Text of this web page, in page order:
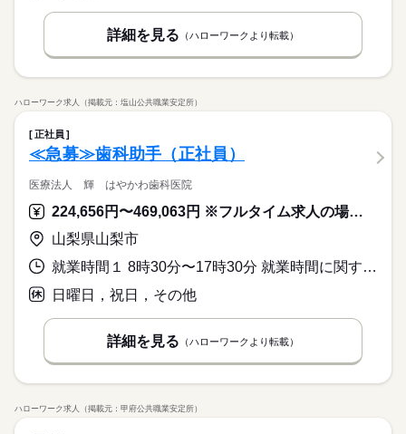
詳細を見る （ハローワークより転載）
ハローワーク求人（掲載元：塩山公共職業安定所）
正社員
≪急募≫歯科助手（正社員）
医療法人 輝 はやかわ歯科医院
224,656円〜469,063円 ※フルタイム求人の場合は月額（換算額）、パート求人の場合は時間額を表示しています。
山梨県山梨市
就業時間１ 8時30分〜17時30分 就業時間に関する特記事項 ※月～金曜日は１時間３０分、土曜日は３０分の残業があります。
日曜日，祝日，その他
詳細を見る （ハローワークより転載）
ハローワーク求人（掲載元：甲府公共職業安定所）